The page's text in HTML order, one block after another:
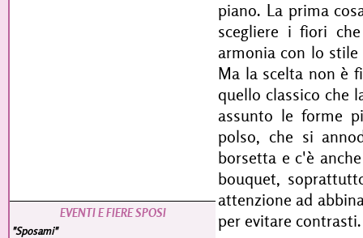
piano. La prima
scegliere i fiori
armonia con lo
Ma la scelta non è
quello classico che
assunto le forme
polso, che si
borsetta e c'è
bouquet,
attenzione ad
per evitare contrasti.
EVENTI E FIERE SPOSI
"Sposami"